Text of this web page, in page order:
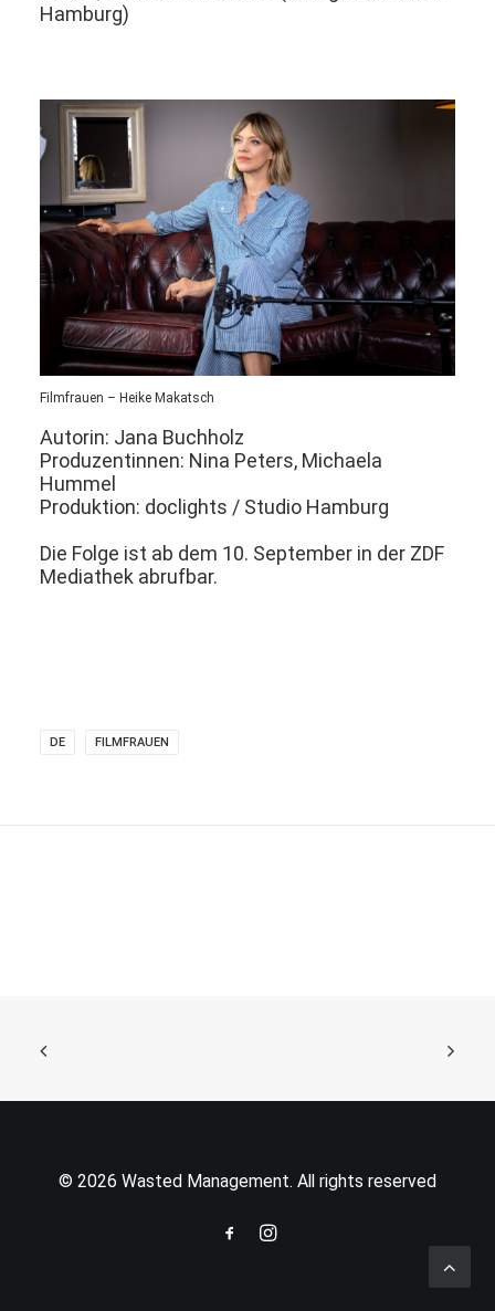
Hamburg)
Filmfrauen – Heike Makatsch
Autorin: Jana Buchholz
Produzentinnen: Nina Peters, Michaela
Hummel
Produktion: doclights / Studio Hamburg
Die Folge ist ab dem 10. September in der ZDF
Mediathek abrufbar.
DE FILMFRAUEN
© 2026 Wasted Management. All rights reserved